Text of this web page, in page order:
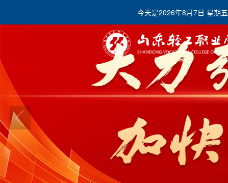
今天是2026年8月7日 星期五